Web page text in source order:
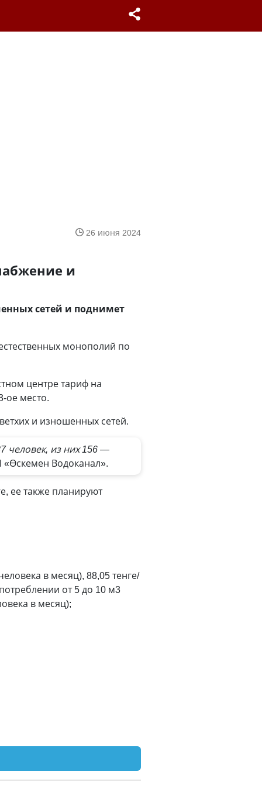
26 июня 2024
и
сетей и поднимет
монополий по
центре тариф на
ое место.
и изношенных сетей.
человек, из них 156 —
Водоканал».
ее также планируют
в месяц), 88,05 тенге/
от 5 до 10 м3
в месяц);